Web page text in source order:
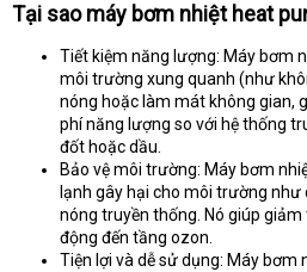
Tại sao máy bơm nhiệt heat
Tiết kiệm năng lượng: Máy bơm
môi trường xung quanh (như
nóng hoặc làm mát không gian,
phí năng lượng so với hệ thống
đốt hoặc dầu.
Bảo vệ môi trường: Máy bơm
lạnh gây hại cho môi trường
nóng truyền thống. Nó giúp
động đến tầng ozon.
Tiện lợi và dễ sử dụng: Máy bơm